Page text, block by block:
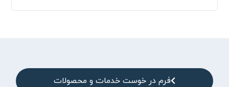
فرم در خوست خدمات و محصولات